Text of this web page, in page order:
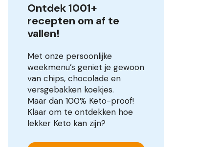
Ontdek 1001+
recepten om af te
vallen!
Met onze persoonlijke
weekmenu’s geniet je gewoon
van chips, chocolade en
versgebakken koekjes.
Maar dan 100% Keto-proof!
Klaar om te ontdekken hoe
lekker Keto kan zijn?